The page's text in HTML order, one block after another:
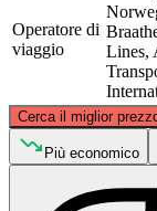
Operatore di
viaggio
Lines,
Cerca il miglior
Più economico